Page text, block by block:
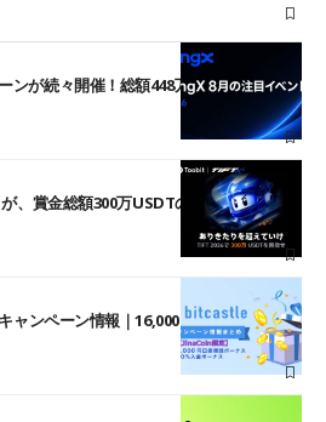
ンが続々開催！総額448万USDT超のAIバ
賞金総額300万USDTのレースとして復
ャンペーン情報｜16,000円口座開設ボーナ